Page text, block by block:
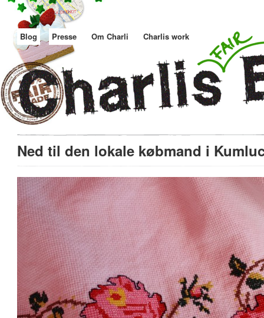
Blog Presse Om Charli Charlis work
Ned til den lokale købmand i